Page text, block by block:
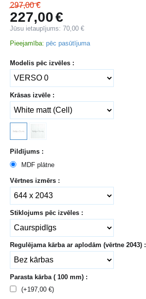
297,00 €
227,00€
Jūsu ietaupījums:70,00 €
Pieejamība: pēc pasūtījuma
Modelis pēc izvēles :
Krāsas izvēle :
Pildījums :
MDF plātne
Vērtnes izmērs :
Stiklojums pēc izvēles :
Regulējama kārba ar aplodām (vērtne 2043) :
Parasta kārba ( 100 mm) :
(+197,00 €)